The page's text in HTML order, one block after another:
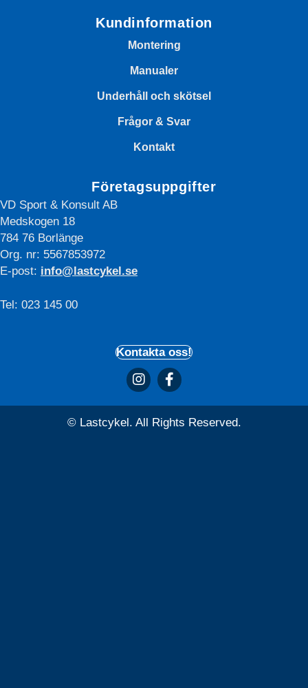
Kundinformation
Montering
Manualer
Underhåll och skötsel
Frågor & Svar
Kontakt
Företagsuppgifter
VD Sport & Konsult AB
Medskogen 18
784 76 Borlänge
Org. nr: 5567853972
E-post: info@lastcykel.se
Tel: 023 145 00
Kontakta oss!
© Lastcykel. All Rights Reserved.